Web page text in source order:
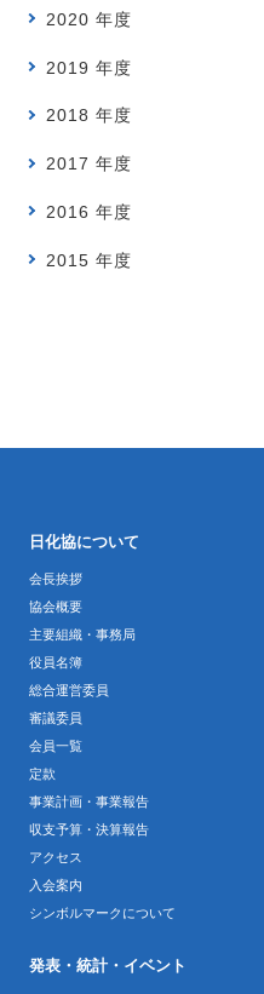
2020 年度
2019 年度
2018 年度
2017 年度
2016 年度
2015 年度
日化協について
会長挨拶
協会概要
主要組織・事務局
役員名簿
総合運営委員
審議委員
会員一覧
定款
事業計画・事業報告
収支予算・決算報告
アクセス
入会案内
シンボルマークについて
発表・統計・イベント